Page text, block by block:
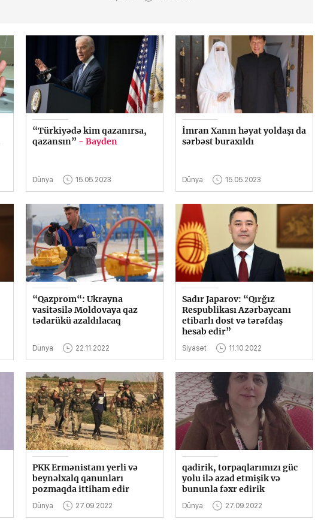
“Türkiyədə kim qazanırsa,
qazansın” - Bayden
Dünya 15.05.2023
İmran Xanın həyat yoldaşı da
sərbəst buraxıldı
Dünya 15.05.2023
“Qazprom“: Ukrayna
vasitəsilə Moldovaya qaz
tədarükü azaldılacaq
Dünya 22.11.2022
Sadır Japarov: “Qırğız
Respublikası Azərbaycanı
etibarlı dost və tərəfdaş
hesab edir”
Siyasət 11.10.2022
PKK Ermənistanı yerli və
beynəlxalq qanunları
pozmaqda ittiham edir
Dünya 27.09.2022
qadirik, torpaqlarımızı güc
yolu ilə azad etmişik və
bununla fəxr edirik
Dünya 27.09.2022